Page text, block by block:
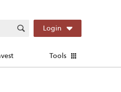
Login
Tools